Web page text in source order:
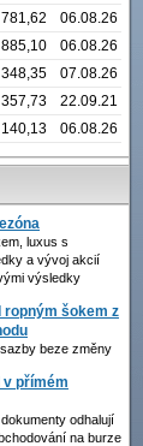
781,62
06.08.26
06.08.26
07.08.26
22.09.21
06.08.26
luxus s
a vývoj akcií
výsledky
ropným šokem z
beze změny
přímém
odhalují
na burze